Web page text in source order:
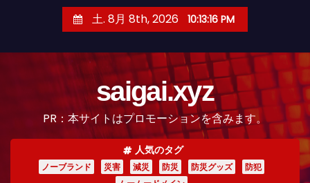
土. 8月 8th, 2026 10:13:17 PM
saigai.xyz
PR：本サイトはプロモーションを含みます。
人気のタグ
ノーブランド 災害 減災 防災 防災グッズ
防犯